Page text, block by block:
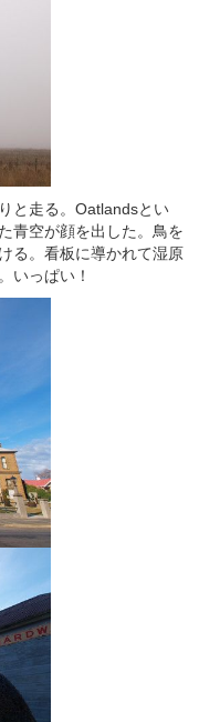
と走る。Oatlandsとい
青空が顔を出した。鳥を
る。看板に導かれて湿原
いっぱい！